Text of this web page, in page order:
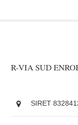
R-VIA SUD
SIRET